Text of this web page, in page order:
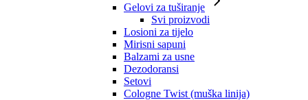
Gelovi za tuširanje
Svi proizvodi
Losioni za tijelo
Mirisni sapuni
Balzami za usne
Dezodoransi
Setovi
Cologne Twist (muška linija)